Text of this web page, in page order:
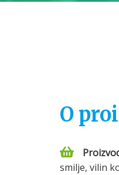
O
smilje, vilin